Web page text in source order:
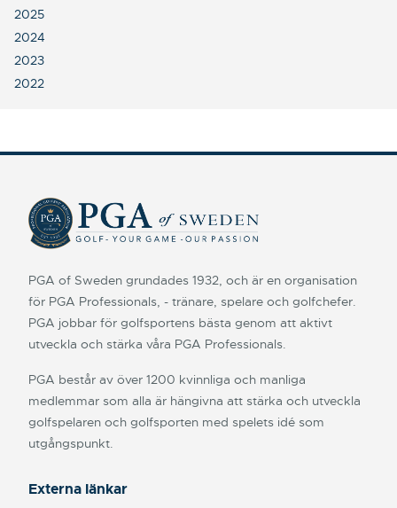
2025
2024
2023
2022
PGA of Sweden grundades 1932, och är en organisation
för PGA Professionals, - tränare, spelare och golfchefer.
PGA jobbar för golfsportens bästa genom att aktivt
utveckla och stärka våra PGA Professionals.
PGA består av över 1200 kvinnliga och manliga
medlemmar som alla är hängivna att stärka och utveckla
golfspelaren och golfsporten med spelets idé som
utgångspunkt.
Externa länkar